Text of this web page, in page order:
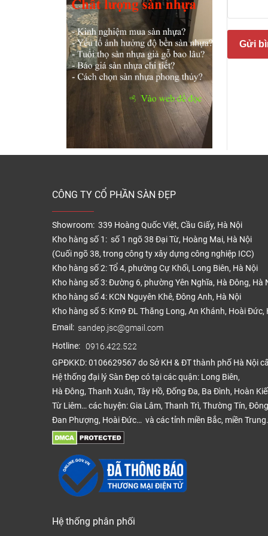
Việt
Ván
Gửi
CÔNG TY CỔ PHẦN SÀN ĐẸP
Showroom: 339 Hoàng Quốc Việt, Cầu Giấy, Hà Nội
Kho hàng số 1: số 1 ngõ 38 Đại Từ, Hoàng Mai, Hà Nội
(Cuối ngõ 38, trong công ty xây dựng công nghiệp ICC)
Kho hàng số 2: Tổ 4, phường Cự Khối, Long Biên, Hà Nội
Kho hàng số 3: Đường 6, phường Yên Nghĩa, Hà Đông, Hà
Kho hàng số 4: KCN Nguyên Khê, Đông Anh, Hà Nội
Kho hàng số 5: Km9 ĐL Thăng Long, An Khánh, Hoài Đức,
Email: sandep.jsc@gmail.com
Hotline: 0916.422.522
GPĐKKD: 0106629567 do Sở KH & ĐT thành phố Hà Nội
Hệ thống đại lý Sàn Đẹp có tại các quận: Long Biên,
Hà Đông, Thanh Xuân, Tây Hồ, Đống Đa, Ba Đình, Hoàn
Từ Liêm… các huyện: Gia Lâm, Thanh Trì, Thường Tín,
Đan Phượng, Hoài Đức… và các tỉnh miền Bắc, miền Trung.
Hệ thống phân phối